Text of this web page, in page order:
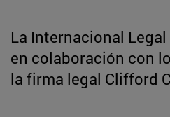
La Internacional
en colaboración con
la firma legal Clifford